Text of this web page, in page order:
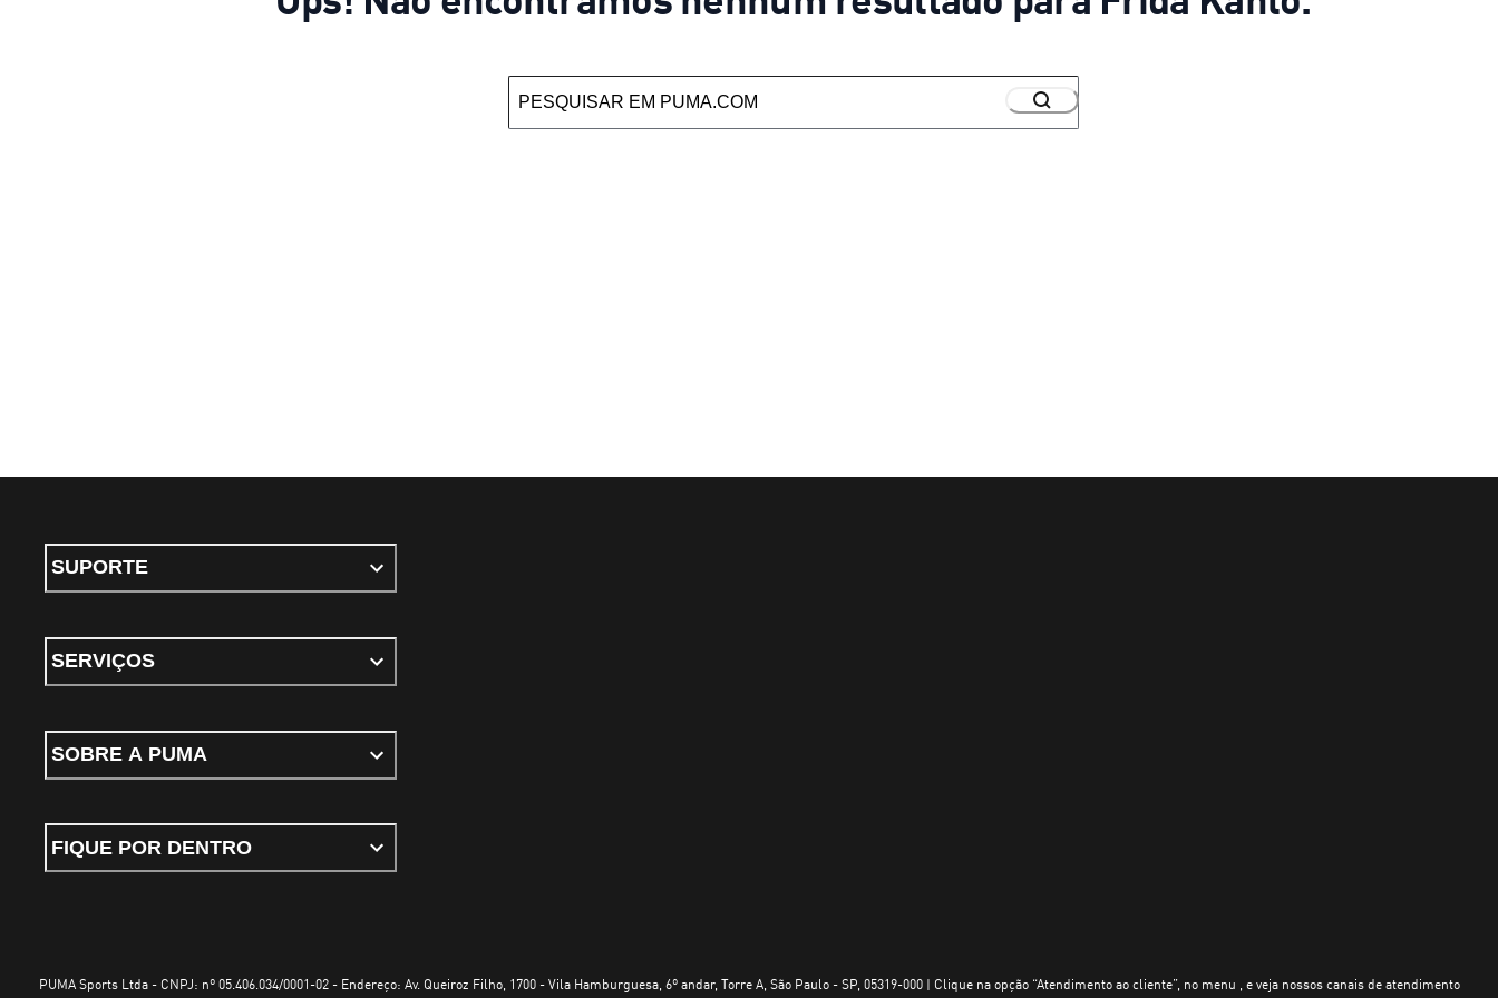
SUPORTE
SERVIÇOS
SOBRE A PUMA
FIQUE POR DENTRO
PUMA Sports Ltda - CNPJ: nº 05.406.034/0001-02 - Endereço: Av. Queiroz Filho, 1700 - Vila Hamburguesa, 6º andar, Torre A, São Paulo - SP, 05319-000 | Clique na opção “Atendimento ao cliente”, no menu , e veja nossos canais de atendimento